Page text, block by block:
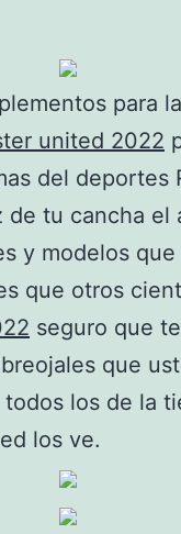
para
united 2022
del deportes
de tu cancha el
y modelos
que otros
seguro que
que
los de la
los ve.